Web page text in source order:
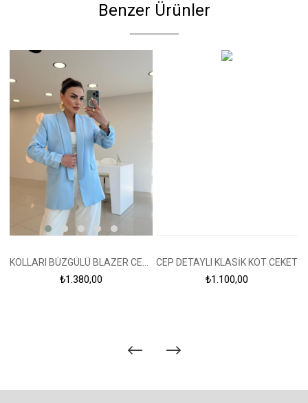
Benzer Ürünler
KOLLARI BÜZGÜLÜ BLAZER CEKET MAVİ
₺1.380,00
CEP DETAYLI KLASİK KOT CEKET
₺1.100,00